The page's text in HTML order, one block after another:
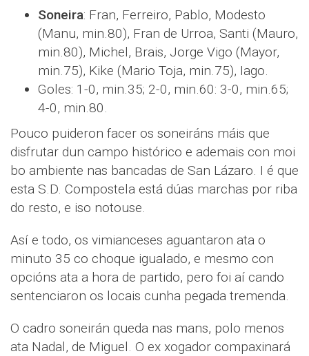
Soneira: Fran, Ferreiro, Pablo, Modesto
(Manu, min.80), Fran de Urroa, Santi (Mauro,
min.80), Michel, Brais, Jorge Vigo (Mayor,
min.75), Kike (Mario Toja, min.75), Iago.
Goles: 1-0, min.35; 2-0, min.60: 3-0, min.65;
4-0, min.80.
Pouco puideron facer os soneiráns máis que
disfrutar dun campo histórico e ademais con moi
bo ambiente nas bancadas de San Lázaro. I é que
esta S.D. Compostela está dúas marchas por riba
do resto, e iso notouse.
Así e todo, os vimianceses aguantaron ata o
minuto 35 co choque igualado, e mesmo con
opcións ata a hora de partido, pero foi aí cando
sentenciaron os locais cunha pegada tremenda.
O cadro soneirán queda nas mans, polo menos
ata Nadal, de Miguel. O ex xogador compaxinará